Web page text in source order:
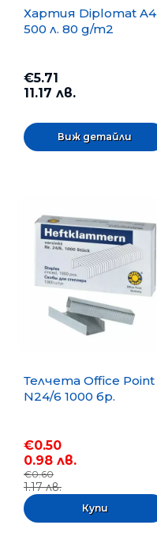
Хартия Diplomat A4
500 л. 80 g/m2
€5.71
11.17 лв.
Виж детайли
Телчета Office Point
N24/6 1000 бр.
€0.50
0.98 лв.
€0.60
1.17 лв.